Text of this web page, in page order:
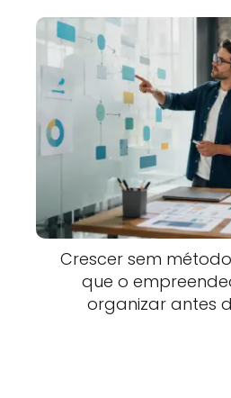
Crescer sem
que o
organizar antes